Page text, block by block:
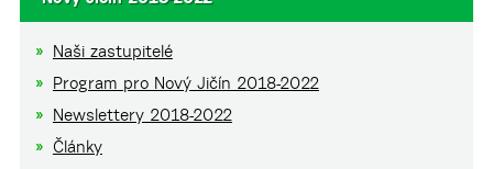
Naši zastupitelé
Program pro Nový Jičín 2018-2022
Newslettery 2018-2022
Články